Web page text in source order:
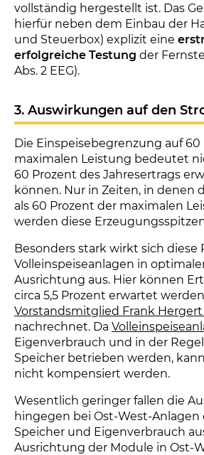
vollständig hergestellt ist. Das
hierfür neben dem Einbau der
und Steuerbox) explizit eine
erfolgreiche Testung der
Abs. 2 EEG).
3. Auswirkungen auf den
Die Einspeisebegrenzung auf 60
maximalen Leistung bedeutet
60 Prozent des Jahresertrags
können. Nur in Zeiten, in denen
als 60 Prozent der maximalen
werden diese
Besonders stark wirkt sich diese
Volleinspeiseanlagen in
Ausrichtung aus. Hier können
circa 5,5 Prozent erwartet
Vorstandsmitglied Frank
nachrechnet. Da
Eigenverbrauch und in der
Speicher betrieben werden,
nicht kompensiert werden.
Wesentlich geringer fallen die
hingegen bei Ost-West-
Speicher und Eigenverbrauch
Ausrichtung der Module in Ost-